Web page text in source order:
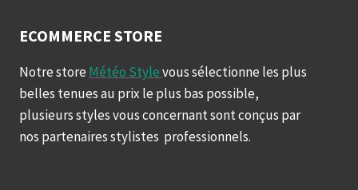
ECOMMERCE STORE
Notre store Météo Stylevous sélectionne les plus
belles tenues au prix le plus bas possible,
plusieurs styles vous concernant sont conçus par
nos partenaires stylistes professionnels.